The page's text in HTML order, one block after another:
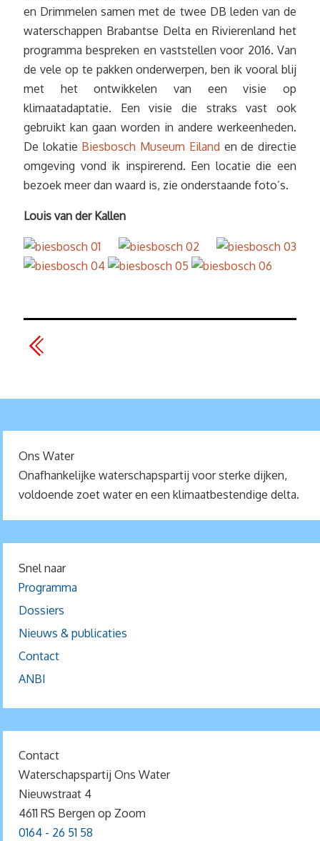
en Drimmelen samen met de twee DB leden van de
waterschappen Brabantse Delta en Rivierenland het
programma bespreken en vaststellen voor 2016. Van
de vele op te pakken onderwerpen, ben ik vooral blij
met het ontwikkelen van een visie op
klimaatadaptatie. Een visie die straks vast ook
gebruikt kan gaan worden in andere werkeenheden.
De lokatie Biesbosch Museum Eiland en de directie
omgeving vond ik inspirerend. Een locatie die een
bezoek meer dan waard is, zie onderstaande foto’s.
Louis van der Kallen
Ons Water
Onafhankelijke waterschapspartij voor sterke dijken,
voldoende zoet water en een klimaatbestendige delta.
Snel naar
Programma
Dossiers
Nieuws & publicaties
Contact
ANBI
Contact
Waterschapspartij Ons Water
Nieuwstraat 4
4611 RS Bergen op Zoom
0164 - 26 51 58